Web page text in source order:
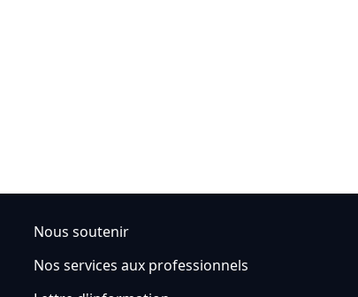
Nous soutenir
Nos services aux professionnels